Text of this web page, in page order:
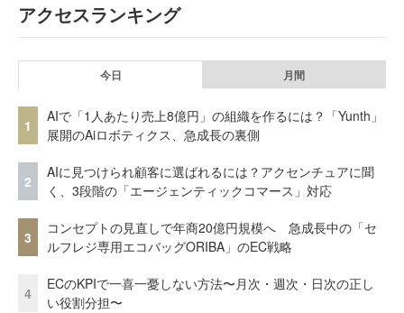
アクセスランキング
今日 月間
1
AIで「1人あたり売上8億円」の組織を作るには？「Yunth」
展開のAiロボティクス、急成長の裏側
2
AIに見つけられ顧客に選ばれるには？アクセンチュアに聞
く、3段階の「エージェンティックコマース」対応
3
コンセプトの見直しで年商20億円規模へ 急成長中の「セ
ルフレジ専用エコバッグORIBA」のEC戦略
4
ECのKPIで一喜一憂しない方法〜月次・週次・日次の正し
い役割分担〜